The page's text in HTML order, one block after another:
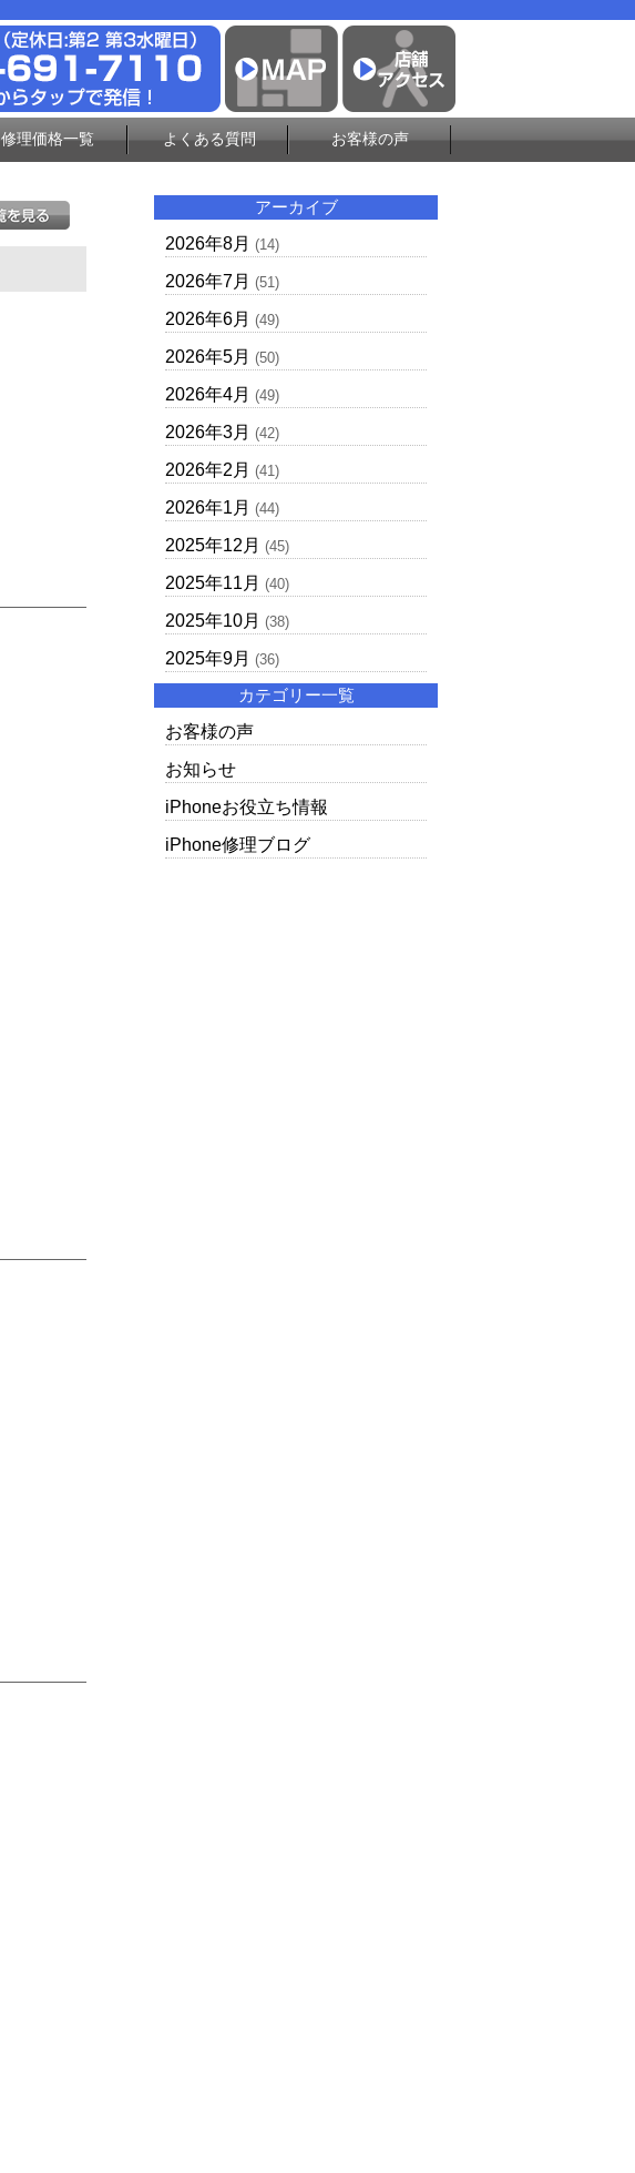
修理価格一覧 よくある質問 お客様の声
アーカイブ
2026年8月 (14)
2026年7月 (51)
2026年6月 (49)
2026年5月 (50)
2026年4月 (49)
2026年3月 (42)
2026年2月 (41)
2026年1月 (44)
2025年12月 (45)
2025年11月 (40)
2025年10月 (38)
2025年9月 (36)
カテゴリー一覧
お客様の声
お知らせ
iPhoneお役立ち情報
iPhone修理ブログ